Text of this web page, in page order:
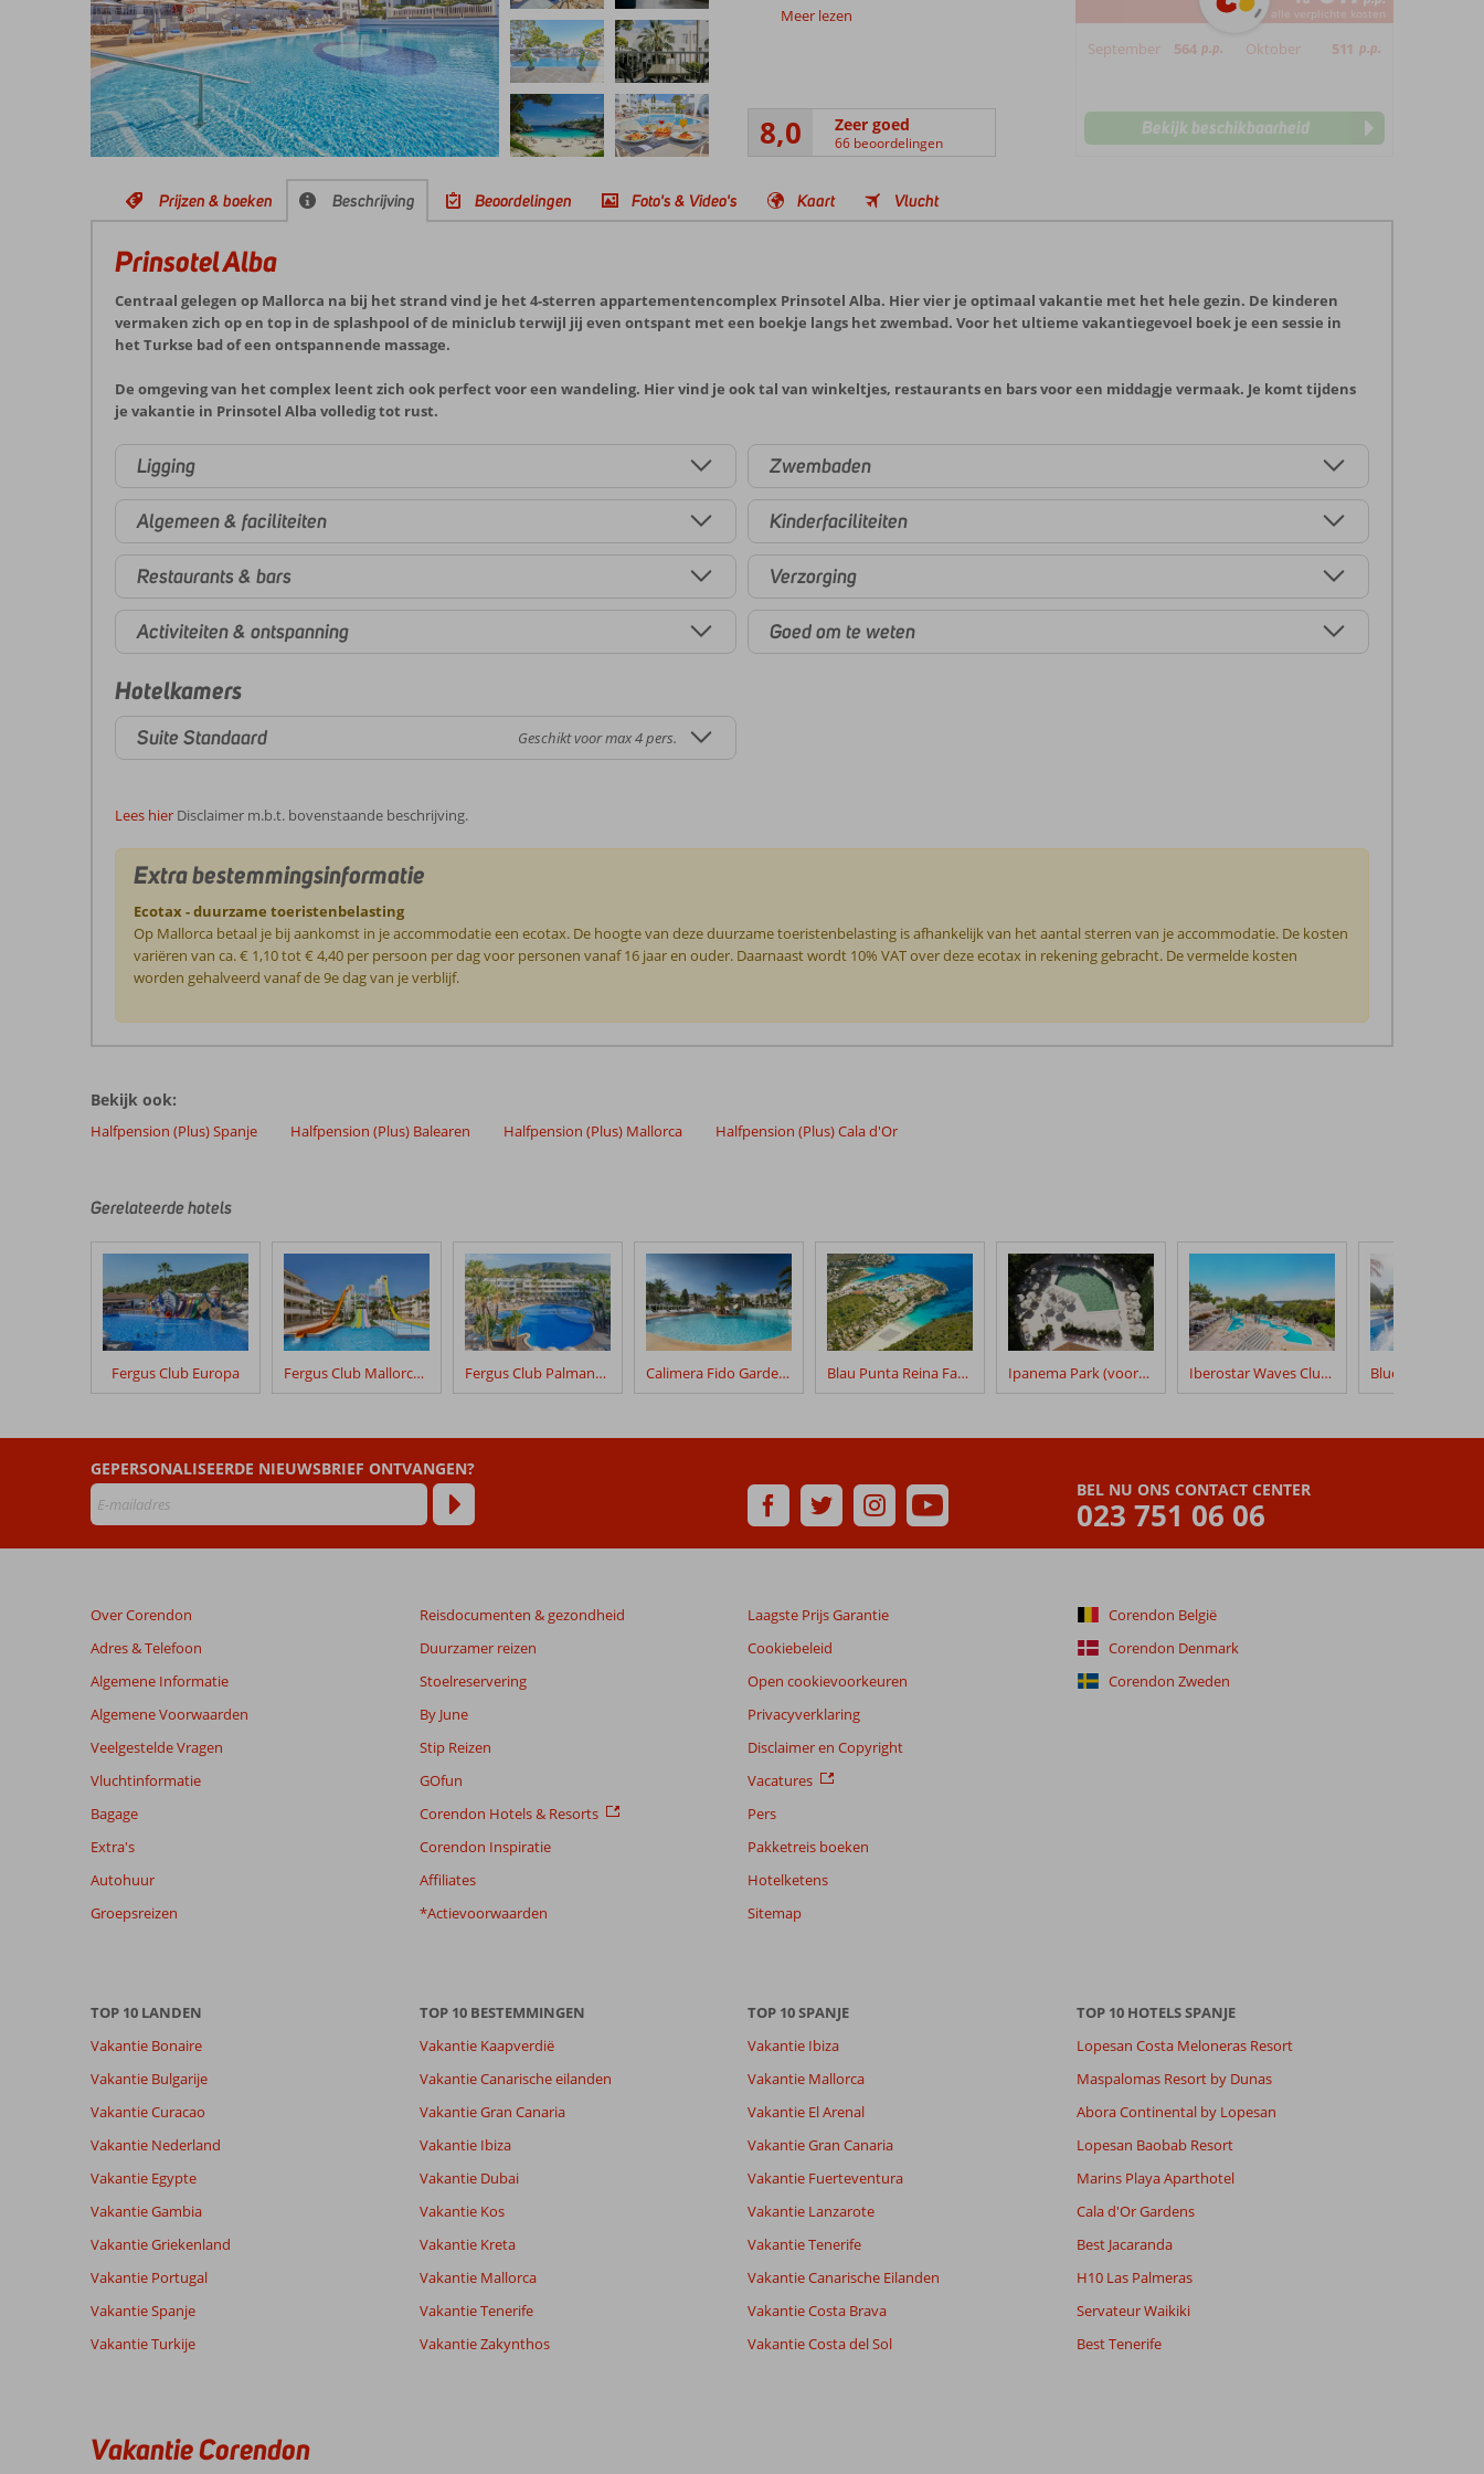
Meer lezen
8,0 Zeer goed
66 beoordelingen
*incl. alle verplichte kosten
September 564 p.p. Oktober 511 p.p.
Bekijk beschikbaarheid
Prijzen & boeken Beschrijving Beoordelingen Foto's & Video's Kaart Vlucht
Prinsotel Alba
Centraal gelegen op Mallorca na bij het strand vind je het 4-sterren appartementencomplex Prinsotel Alba. Hier vier je optimaal vakantie met het hele gezin. De kinderen
vermaken zich op en top in de splashpool of de miniclub terwijl jij even ontspant met een boekje langs het zwembad. Voor het ultieme vakantiegevoel boek je een sessie in
het Turkse bad of een ontspannende massage.
De omgeving van het complex leent zich ook perfect voor een wandeling. Hier vind je ook tal van winkeltjes, restaurants en bars voor een middagje vermaak. Je komt tijdens
je vakantie in Prinsotel Alba volledig tot rust.
Ligging
Algemeen & faciliteiten
Restaurants & bars
Activiteiten & ontspanning
Zwembaden
Kinderfaciliteiten
Verzorging
Goed om te weten
Hotelkamers
Suite Standaard Geschikt voor max 4 pers.
Lees hier Disclaimer m.b.t. bovenstaande beschrijving.
Extra bestemmingsinformatie
Ecotax - duurzame toeristenbelasting
Op Mallorca betaal je bij aankomst in je accommodatie een ecotax. De hoogte van deze duurzame toeristenbelasting is afhankelijk van het aantal sterren van je accommodatie. De kosten
variëren van ca. € 1,10 tot € 4,40 per persoon per dag voor personen vanaf 16 jaar en ouder. Daarnaast wordt 10% VAT over deze ecotax in rekening gebracht. De vermelde kosten
worden gehalveerd vanaf de 9e dag van je verblijf.
door
onze
klanten
hun
in
Prinsotel
Alba
Beoordelingen
die
ouder
dan
48
maanden
worden
niet
meer
de
relevantie
de
getoonde
te
garanderen.
beoordelingen
Zeer goed
Kindvriendelijk 8,6
Wifi kwaliteit
7,7
Ervaringen
klanten
Filter reisgezelschap
Sorteren op
7,0
Heike
Nederland
Gezin met oud(ere) kind(eren)
Over
d'Or:
Prachtige
locatie!
mooie
Algemene indruk
Ligging
Service
Prijs/kwaliteit
Eten
Bekijk ook:
Halfpension (Plus) Spanje Halfpension (Plus) Balearen Halfpension (Plus) Mallorca Halfpension (Plus) Cala d'Or
Gerelateerde hotels
Fergus Club Europa Fergus Club Mallorca Waterpark Fergus Club Palmanova Park Calimera Fido Gardens Blau Punta Reina Family Resort Ipanema Park (voorheen Ipanema Park & Beach) Iberostar Waves Club Cala Barca Bluesea Club
BEL NU ONS CONTACT CENTER
023 751 06 06
GEPERSONALISEERDE NIEUWSBRIEF ONTVANGEN?
Over Corendon
Adres & Telefoon
Algemene Informatie
Algemene Voorwaarden
Veelgestelde Vragen
Vluchtinformatie
Bagage
Extra's
Autohuur
Groepsreizen
Reisdocumenten & gezondheid
Duurzamer reizen
Stoelreservering
By June
Stip Reizen
GOfun
Corendon Hotels & Resorts
Corendon Inspiratie
Affiliates
*Actievoorwaarden
Laagste Prijs Garantie
Cookiebeleid
Open cookievoorkeuren
Privacyverklaring
Disclaimer en Copyright
Vacatures
Pers
Pakketreis boeken
Hotelketens
Sitemap
Corendon België
Corendon Denmark
Corendon Zweden
TOP 10 LANDEN
Vakantie Bonaire
Vakantie Bulgarije
Vakantie Curacao
Vakantie Nederland
Vakantie Egypte
Vakantie Gambia
Vakantie Griekenland
Vakantie Portugal
Vakantie Spanje
Vakantie Turkije
TOP 10 BESTEMMINGEN
Vakantie Kaapverdië
Vakantie Canarische eilanden
Vakantie Gran Canaria
Vakantie Ibiza
Vakantie Dubai
Vakantie Kos
Vakantie Kreta
Vakantie Mallorca
Vakantie Tenerife
Vakantie Zakynthos
TOP 10 SPANJE
Vakantie Ibiza
Vakantie Mallorca
Vakantie El Arenal
Vakantie Gran Canaria
Vakantie Fuerteventura
Vakantie Lanzarote
Vakantie Tenerife
Vakantie Canarische Eilanden
Vakantie Costa Brava
Vakantie Costa del Sol
TOP 10 HOTELS SPANJE
Lopesan Costa Meloneras Resort
Maspalomas Resort by Dunas
Abora Continental by Lopesan
Lopesan Baobab Resort
Marins Playa Aparthotel
Cala d'Or Gardens
Best Jacaranda
H10 Las Palmeras
Servateur Waikiki
Best Tenerife
Vakantie Corendon